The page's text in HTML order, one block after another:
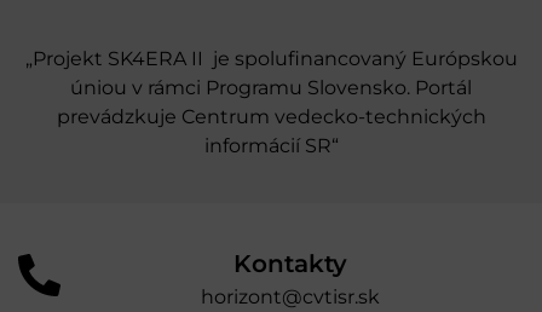
„Projekt SK4ERA II je spolufinancovaný Európskou
úniou v rámci Programu Slovensko. Portál
prevádzkuje Centrum vedecko-technických
informácií SR“
Kontakty
horizont@cvtisr.sk